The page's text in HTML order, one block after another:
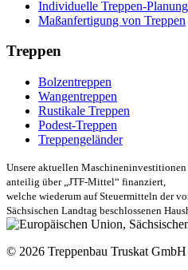
Individuelle Treppen-Planung
Maßanfertigung von Treppen
Treppen
Bolzentreppen
Wangentreppen
Rustikale Treppen
Podest-Treppen
Treppengeländer
Unsere aktuellen
anteilig über „JTF-Mittel“ finanziert,
welche wiederum auf Steuermitteln der
Sächsischen Landtag beschlossenen
© 2026 Treppenbau Truskat